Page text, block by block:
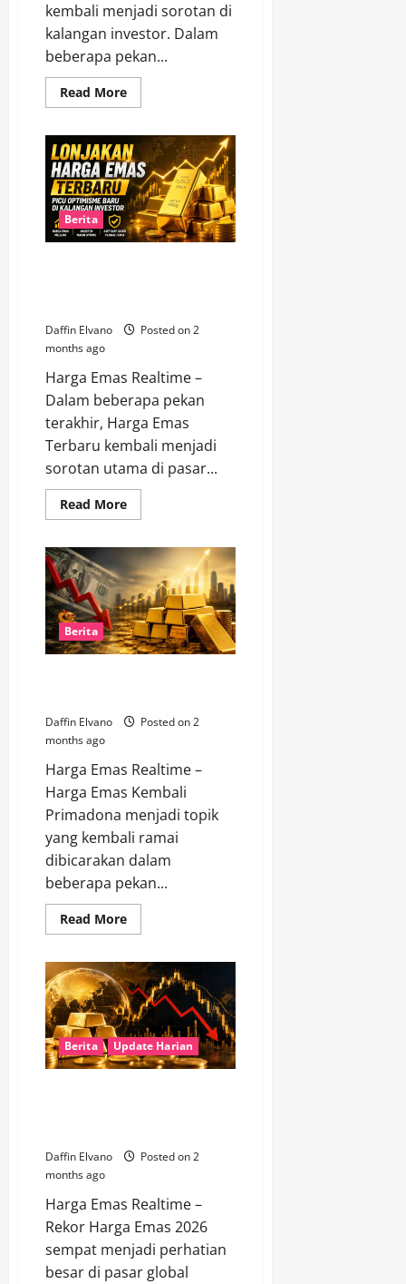
kembali menjadi sorotan di
kalangan investor. Dalam
beberapa pekan...
Read MoreRead
more
Naik
Harga
Emas
Berlanjut,
Peluang
Cuan
Masih
Terbuka
Lebar
Berita
Daffin Elvano
Posted on 2
months ago
Harga Emas Realtime –
Dalam beberapa pekan
terakhir, Harga Emas
Terbaru kembali menjadi
sorotan utama di pasar...
Read MoreRead
more
Harga
Emas
Terbaru
Picu
Optimisme
Baru
di
Kalangan
Investor
Berita
Daffin Elvano
Posted on 2
months ago
Harga Emas Realtime –
Harga Emas Kembali
Primadona menjadi topik
yang kembali ramai
dibicarakan dalam
beberapa pekan...
Read MoreRead
more
Emas
Kembali
Primadona
Saat
Dolar
Melemah
Berita Update Harian
Daffin Elvano
Posted on 2
months ago
Harga Emas Realtime –
Rekor Harga Emas 2026
sempat menjadi perhatian
besar di pasar global